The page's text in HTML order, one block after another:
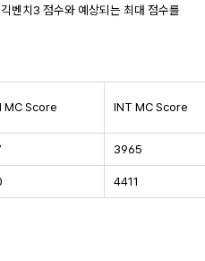
벤치3 점수와 예상되는 최대 점수를
MC Score INT MC Score
3965
4411